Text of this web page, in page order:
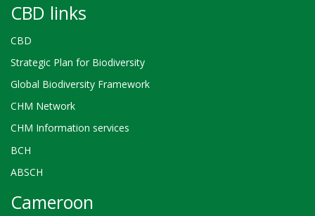
CBD links
CBD
Strategic Plan for Biodiversity
Global Biodiversity Framework
CHM Network
CHM Information services
BCH
ABSCH
Cameroon